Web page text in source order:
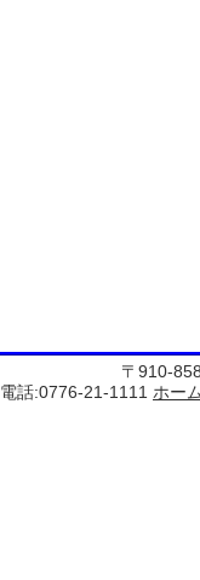
〒910-
電話:0776-21-1111 ホー